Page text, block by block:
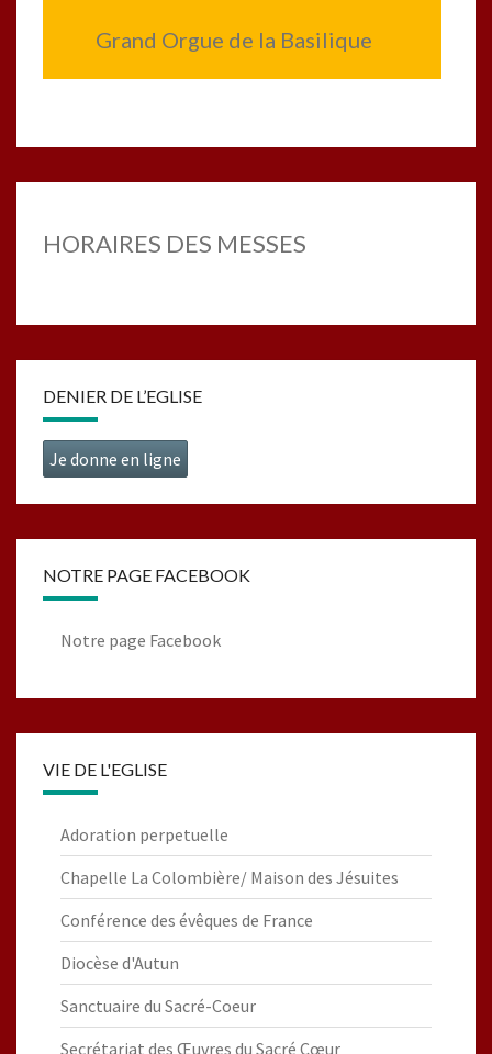
Grand Orgue de la Basilique
HORAIRES DES MESSES
DENIER DE L’EGLISE
Je donne en ligne
NOTRE PAGE FACEBOOK
Notre page Facebook
VIE DE L'EGLISE
Adoration perpetuelle
Chapelle La Colombière/ Maison des Jésuites
Conférence des évêques de France
Diocèse d'Autun
Sanctuaire du Sacré-Coeur
Secrétariat des Œuvres du Sacré Cœur